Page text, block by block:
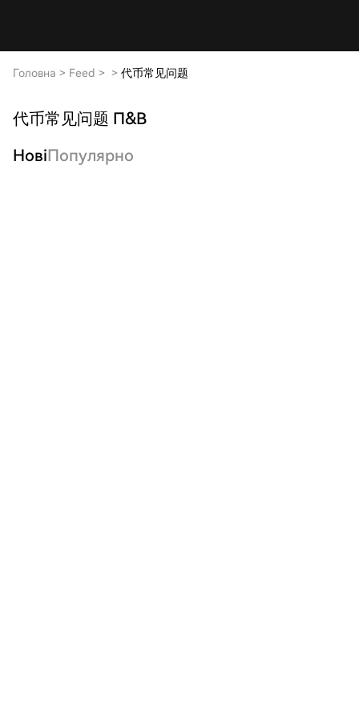
Головна > Feed > > 代币常见问题
代币常见问题 П&В
НовіПопулярно